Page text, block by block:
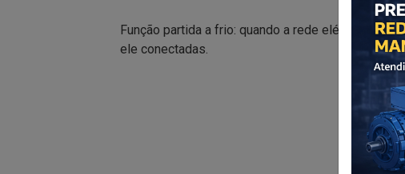
Função partida a frio: quando a rede elétrica não
ele conectadas.